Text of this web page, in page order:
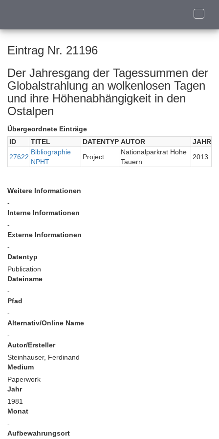
Toggle
Eintrag Nr. 21196
Der Jahresgang der Tagessummen der
Globalstrahlung an wolkenlosen Tagen
und ihre Höhenabhängigkeit in den
Ostalpen
Übergeordnete Einträge
ID
TITEL DATENTYP AUTOR
JAHR
27622
Bibliographie
NPHT
Project
Nationalparkrat Hohe
Tauern
2013
Weitere Informationen
-
Interne Informationen
-
Externe Informationen
-
Datentyp
Publication
Dateiname
-
Pfad
-
Alternativ/Online Name
-
Autor/Ersteller
Steinhauser, Ferdinand
Medium
Paperwork
Jahr
1981
Monat
-
Aufbewahrungsort